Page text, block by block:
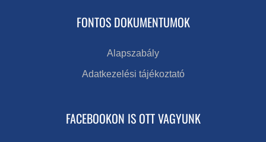
FONTOS DOKUMENTUMOK
Alapszabály
Adatkezelési tájékoztató
FACEBOOKON IS OTT VAGYUNK